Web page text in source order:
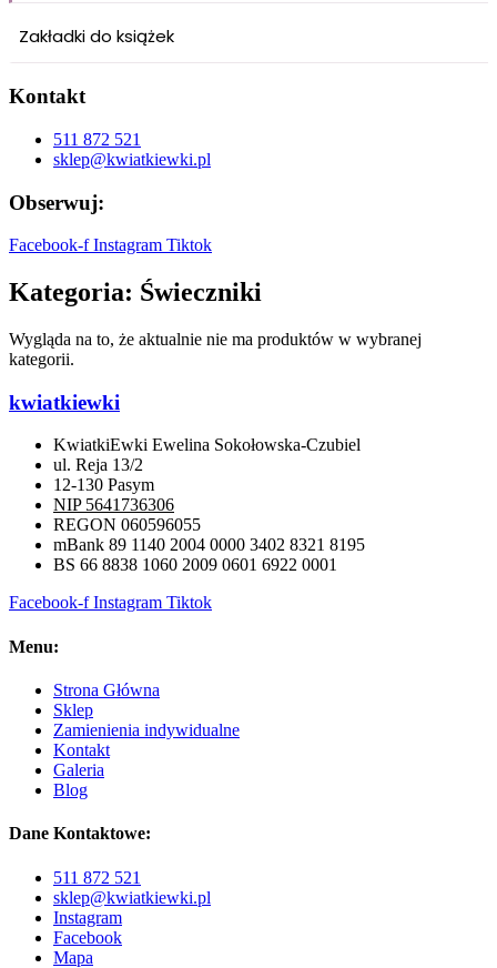
Zakładki do książek
Kontakt
511 872 521
sklep@kwiatkiewki.pl
Obserwuj:
Facebook-f Instagram Tiktok
Kategoria: Świeczniki
Wygląda na to, że aktualnie nie ma produktów w wybranej
kategorii.
kwiatkiewki
KwiatkiEwki Ewelina Sokołowska-Czubiel
ul. Reja 13/2
12-130 Pasym
NIP 5641736306
REGON 060596055
mBank 89 1140 2004 0000 3402 8321 8195
BS 66 8838 1060 2009 0601 6922 0001
Facebook-f Instagram Tiktok
Menu:
Strona Główna
Sklep
Zamienienia indywidualne
Kontakt
Galeria
Blog
Dane Kontaktowe:
511 872 521
sklep@kwiatkiewki.pl
Instagram
Facebook
Mapa